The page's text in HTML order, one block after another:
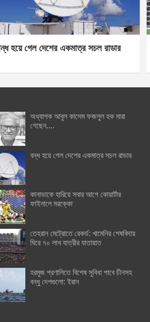
হয়ে গেল দেশের একমাত্র সচল রাডার
অধ্যাপক আবুল কাসেম ফজলুল হক মারা
গেছেন….
বন্ধ হয়ে গেল দেশের একমাত্র সচল রাডার
কানাডাকে হারিয়ে সবার আগে কোয়ার্টার
ফাইনালে মরক্কো
তেহরান মেট্রোতে রেকর্ড: খামেনির শেষবিদায়
ঘিরে ৭০ লাখ যাত্রীর যাতায়াত
হরমুজ প্রণালিতে বিশেষ সুবিধা পাবে চীনসহ
বন্ধু দেশগুলো: ইরান